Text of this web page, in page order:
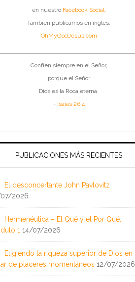
en nuestro Facebook Social.
También publicamos en inglés:
OhMyGodJesus.com
Confíen siempre en el Señor,
porque el Señor
Dios es la Roca eterna.
- Isaías 26:4
PUBLICACIONES MÁS RECIENTES
El desconcertante John Pavlovitz
2026
Hermenéutica – El Qué y el Por Qué:
1 14/07/2026
Eligiendo la riqueza superior de Dios en
de placeres momentáneos 12/07/2026